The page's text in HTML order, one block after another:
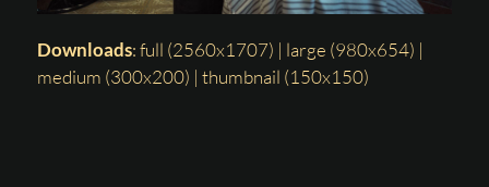
Downloads:full (2560x1707) | large (980x654) |
medium (300x200) | thumbnail (150x150)